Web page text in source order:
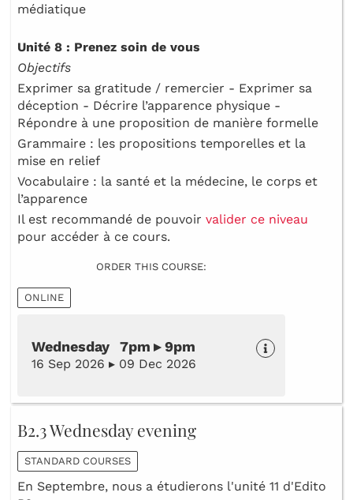
médiatique
Unité 8 : Prenez soin de vous
Objectifs
Exprimer sa gratitude / remercier - Exprimer sa
déception - Décrire l’apparence physique -
Répondre à une proposition de manière formelle
Grammaire : les propositions temporelles et la
mise en relief
Vocabulaire : la santé et la médecine, le corps et
l’apparence
Il est recommandé de pouvoir valider ce niveau
pour accéder à ce cours.
ORDER THIS COURSE:
ONLINE
Wednesday 7pm ▸ 9pm
16 Sep 2026 ▸ 09 Dec 2026
B2.3 Wednesday evening
STANDARD COURSES
En Septembre, nous a étudierons l'unité 11 d'Edito